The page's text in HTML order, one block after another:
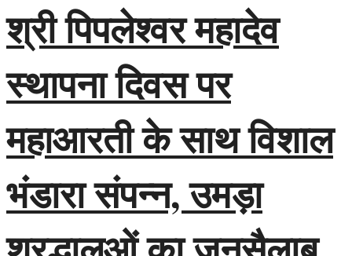
श्री पिपलेश्वर महादेव
स्थापना दिवस पर
महाआरती के साथ विशाल
भंडारा संपन्न, उमड़ा